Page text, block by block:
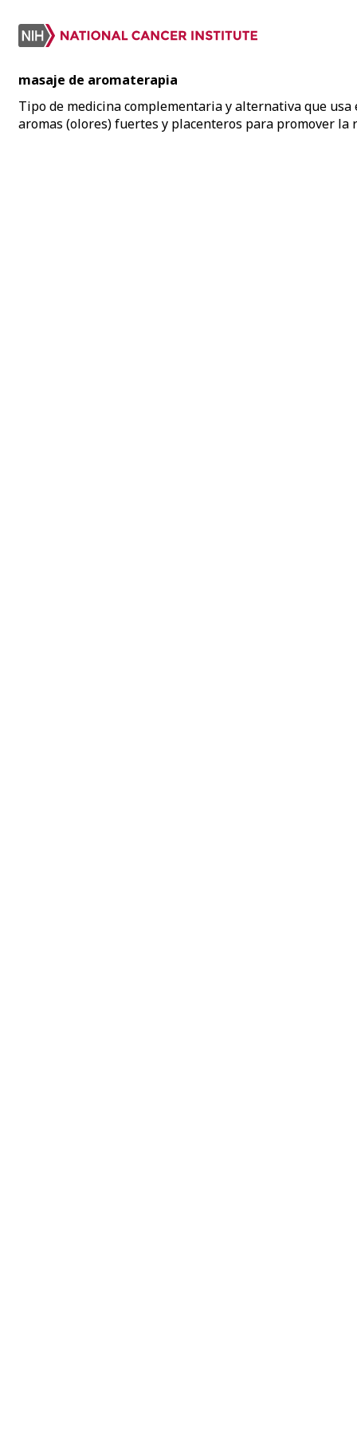
masaje de aromaterapia
Tipo de medicina complementaria y alternativa que
aromas (olores) fuertes y placenteros para promover